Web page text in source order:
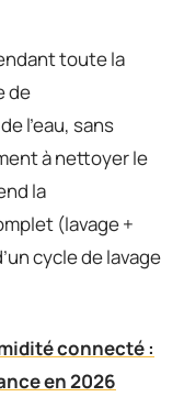
toute la
de
l’eau, sans
à nettoyer le
la
(lavage +
cycle de lavage
connecté :
en 2026